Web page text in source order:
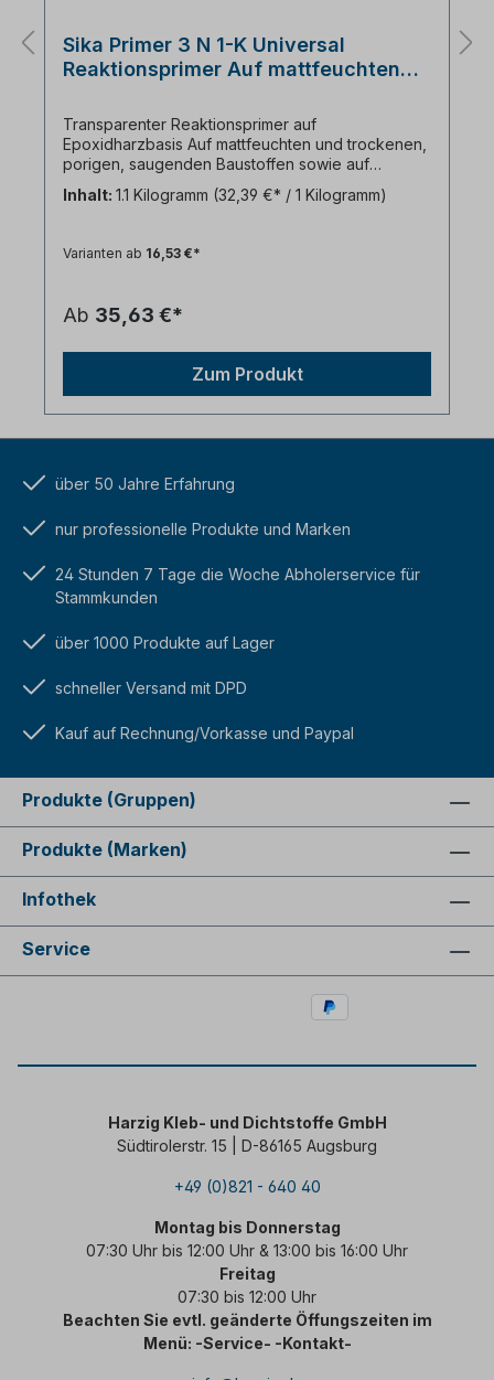
Sika Primer 3 N 1-K Universal
Reaktionsprimer Auf mattfeuchten
Baustoffen sowie auf Metallen.
Transparenter Reaktionsprimer auf
Epoxidharzbasis Auf mattfeuchten und trockenen,
porigen, saugenden Baustoffen sowie auf
Metallen Ablüftzeit min. 30 Minuten max. 8 Stunden
Ergibigkeit pro 1000ml Laufmeter Fuge ca.: Auf
Inhalt: 1.1 Kilogramm (32,39 €* / 1 Kilogramm)
Varianten ab 16,53 €*
Ab 35,63 €*
Zum Produkt
über 50 Jahre Erfahrung
nur professionelle Produkte und Marken
24 Stunden 7 Tage die Woche Abholerservice für
Stammkunden
über 1000 Produkte auf Lager
schneller Versand mit DPD
Kauf auf Rechnung/Vorkasse und Paypal
Produkte (Gruppen)
Produkte (Marken)
Infothek
Service
Harzig Kleb- und Dichtstoffe GmbH
Südtirolerstr. 15 | D-86165 Augsburg
+49 (0)821 - 640 40
Montag bis Donnerstag
07:30 Uhr bis 12:00 Uhr & 13:00 bis 16:00 Uhr
Freitag
07:30 bis 12:00 Uhr
Beachten Sie evtl. geänderte Öffungszeiten im
Menü: -Service- -Kontakt-